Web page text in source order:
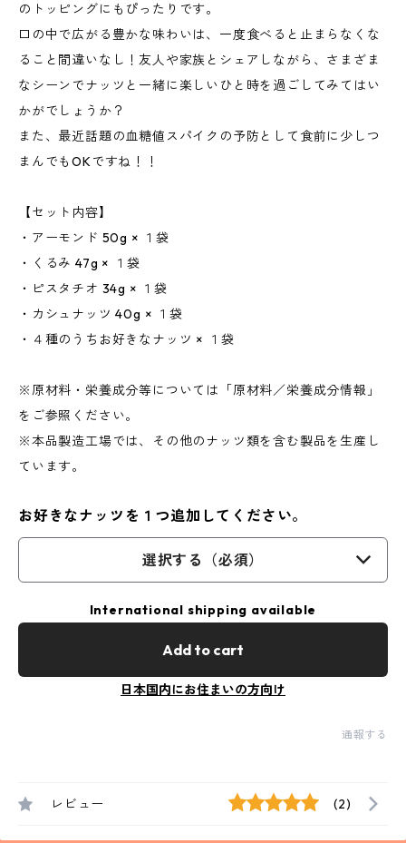
のトッピングにもぴったりです。
口の中で広がる豊かな味わいは、一度食べると止まらなくな
ること間違いなし！友人や家族とシェアしながら、さまざま
なシーンでナッツと一緒に楽しいひと時を過ごしてみてはい
かがでしょうか？
また、最近話題の血糖値スパイクの予防として食前に少しつ
まんでもOKですね！！
【セット内容】
・アーモンド 50g × １袋
・くるみ 47g × １袋
・ピスタチオ 34g × １袋
・カシュナッツ 40g × １袋
・４種のうちお好きなナッツ × １袋
※原材料・栄養成分等については「原材料／栄養成分情報」
をご参照ください。
※本品製造工場では、その他のナッツ類を含む製品を生産し
ています。
お好きなナッツを１つ追加してください。
選択する（必須）
International shipping available
Add to cart
日本国内にお住まいの方向け
通報する
レビュー (2)